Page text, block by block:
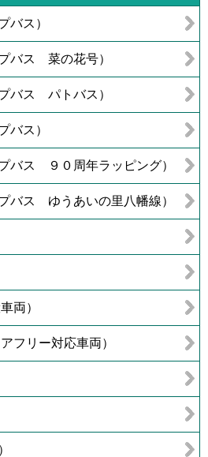
バス）
バス 菜の花号）
バス パトバス）
バス）
バス ９０周年ラッピング）
バス ゆうあいの里八幡線）
両）
フリー対応車両）